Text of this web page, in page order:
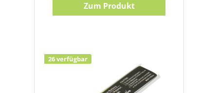
Zum Produkt
26 verfügbar